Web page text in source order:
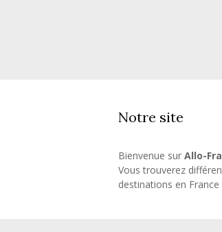
Notre site
Bienvenue sur Allo-
Vous trouverez
destinations en